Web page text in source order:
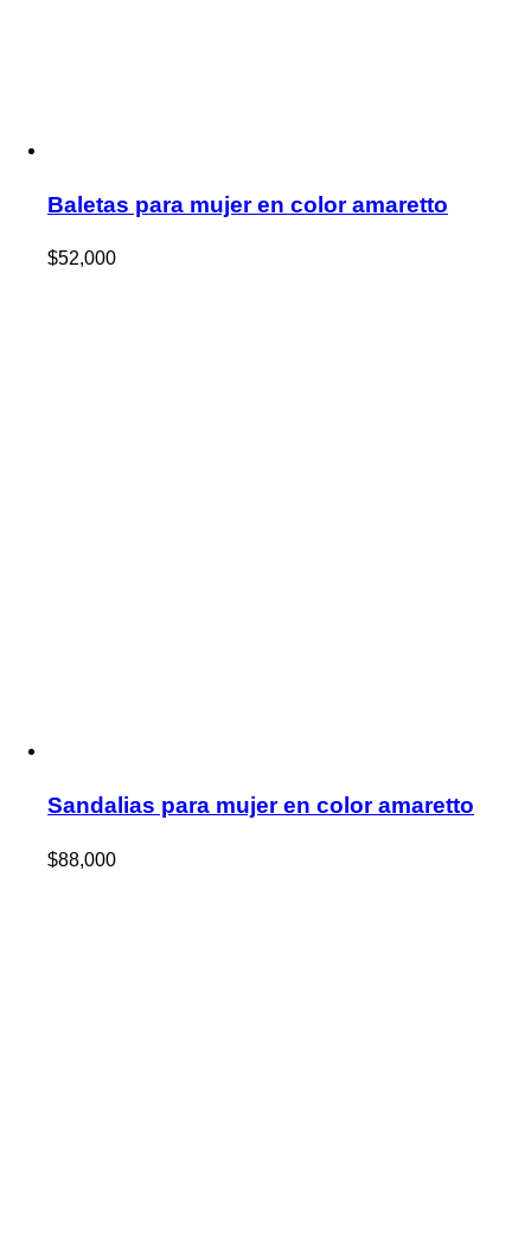
Baletas para mujer en color amaretto
$52,000
Sandalias para mujer en color amaretto
$88,000